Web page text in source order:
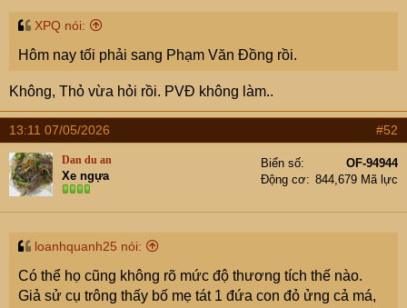
XPQ nói:
Hôm nay tối phải sang Phạm Văn Đồng rồi.
Không, Thỏ vừa hỏi rồi. PVĐ không làm..
13:11 07/05/2026 #52
Dan du an
Xe ngựa
Biển số
OF-94944
Động cơ
844,679 Mã lực
loanhquanh25 nói:
Có thể họ cũng không rõ mức độ thương tích thế nào.
Giả sử cụ trông thấy bố mẹ tát 1 đứa con đỏ ửng cả má,